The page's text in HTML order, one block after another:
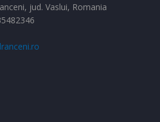
jud. Vaslui, Romania